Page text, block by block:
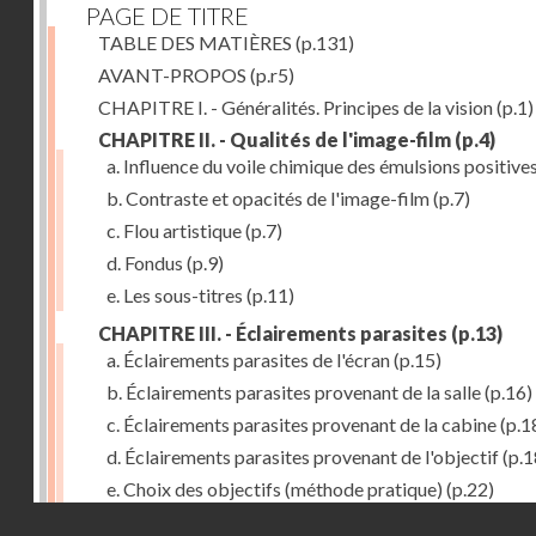
PAGE DE TITRE
TABLE DES MATIÈRES (p.131)
AVANT-PROPOS (p.r5)
CHAPITRE I. - Généralités. Principes de la vision(p.1)
CHAPITRE II. - Qualités de l'image-film (p.4)
a. Influence du voile chimique des émulsions
b. Contraste et opacités de l'image-film(p.7)
c. Flou artistique(p.7)
d. Fondus (p.9)
e. Les sous-titres (p.11)
CHAPITRE III. - Éclairements parasites (p.13)
a. Éclairements parasites de l'écran(p.15)
b. Éclairements parasites provenant de la salle(p.16)
c. Éclairements parasites provenant de la cabine
d. Éclairements parasites provenant de l'objectif
e. Choix des objectifs (méthode pratique) (p.22)